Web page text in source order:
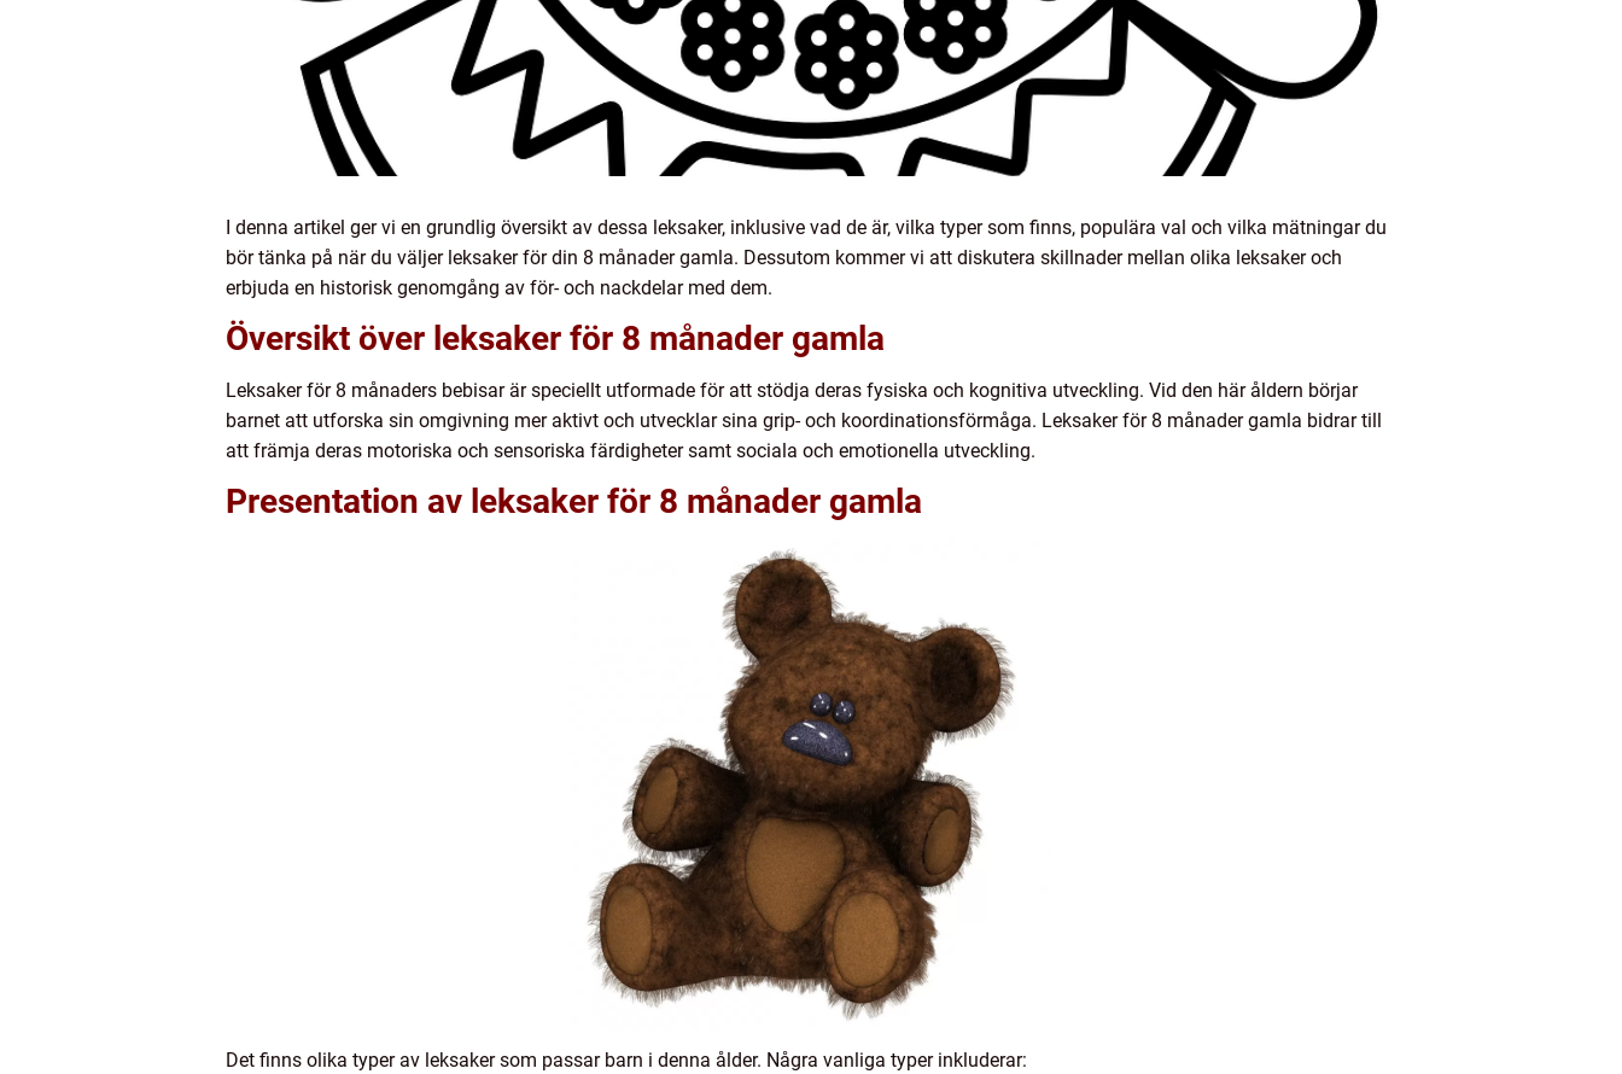
I denna artikel ger vi en grundlig översikt av dessa leksaker, inklusive vad de är, vilka typer som finns, populära val och vilka mätningar du
bör tänka på när du väljer leksaker för din 8 månader gamla. Dessutom kommer vi att diskutera skillnader mellan olika leksaker och
erbjuda en historisk genomgång av för- och nackdelar med dem.
Översikt över leksaker för 8 månader gamla
Leksaker för 8 månaders bebisar är speciellt utformade för att stödja deras fysiska och kognitiva utveckling. Vid den här åldern börjar
barnet att utforska sin omgivning mer aktivt och utvecklar sina grip- och koordinationsförmåga. Leksaker för 8 månader gamla bidrar till
att främja deras motoriska och sensoriska färdigheter samt sociala och emotionella utveckling.
Presentation av leksaker för 8 månader gamla
Det finns olika typer av leksaker som passar barn i denna ålder. Några vanliga typer inkluderar: